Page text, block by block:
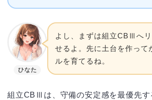
ひなた
よし、まずは組立CBⅢへ
せるよ。先に土台を作って
ルを育てるね。
組立CBⅢは、守備の安定感を最優先す